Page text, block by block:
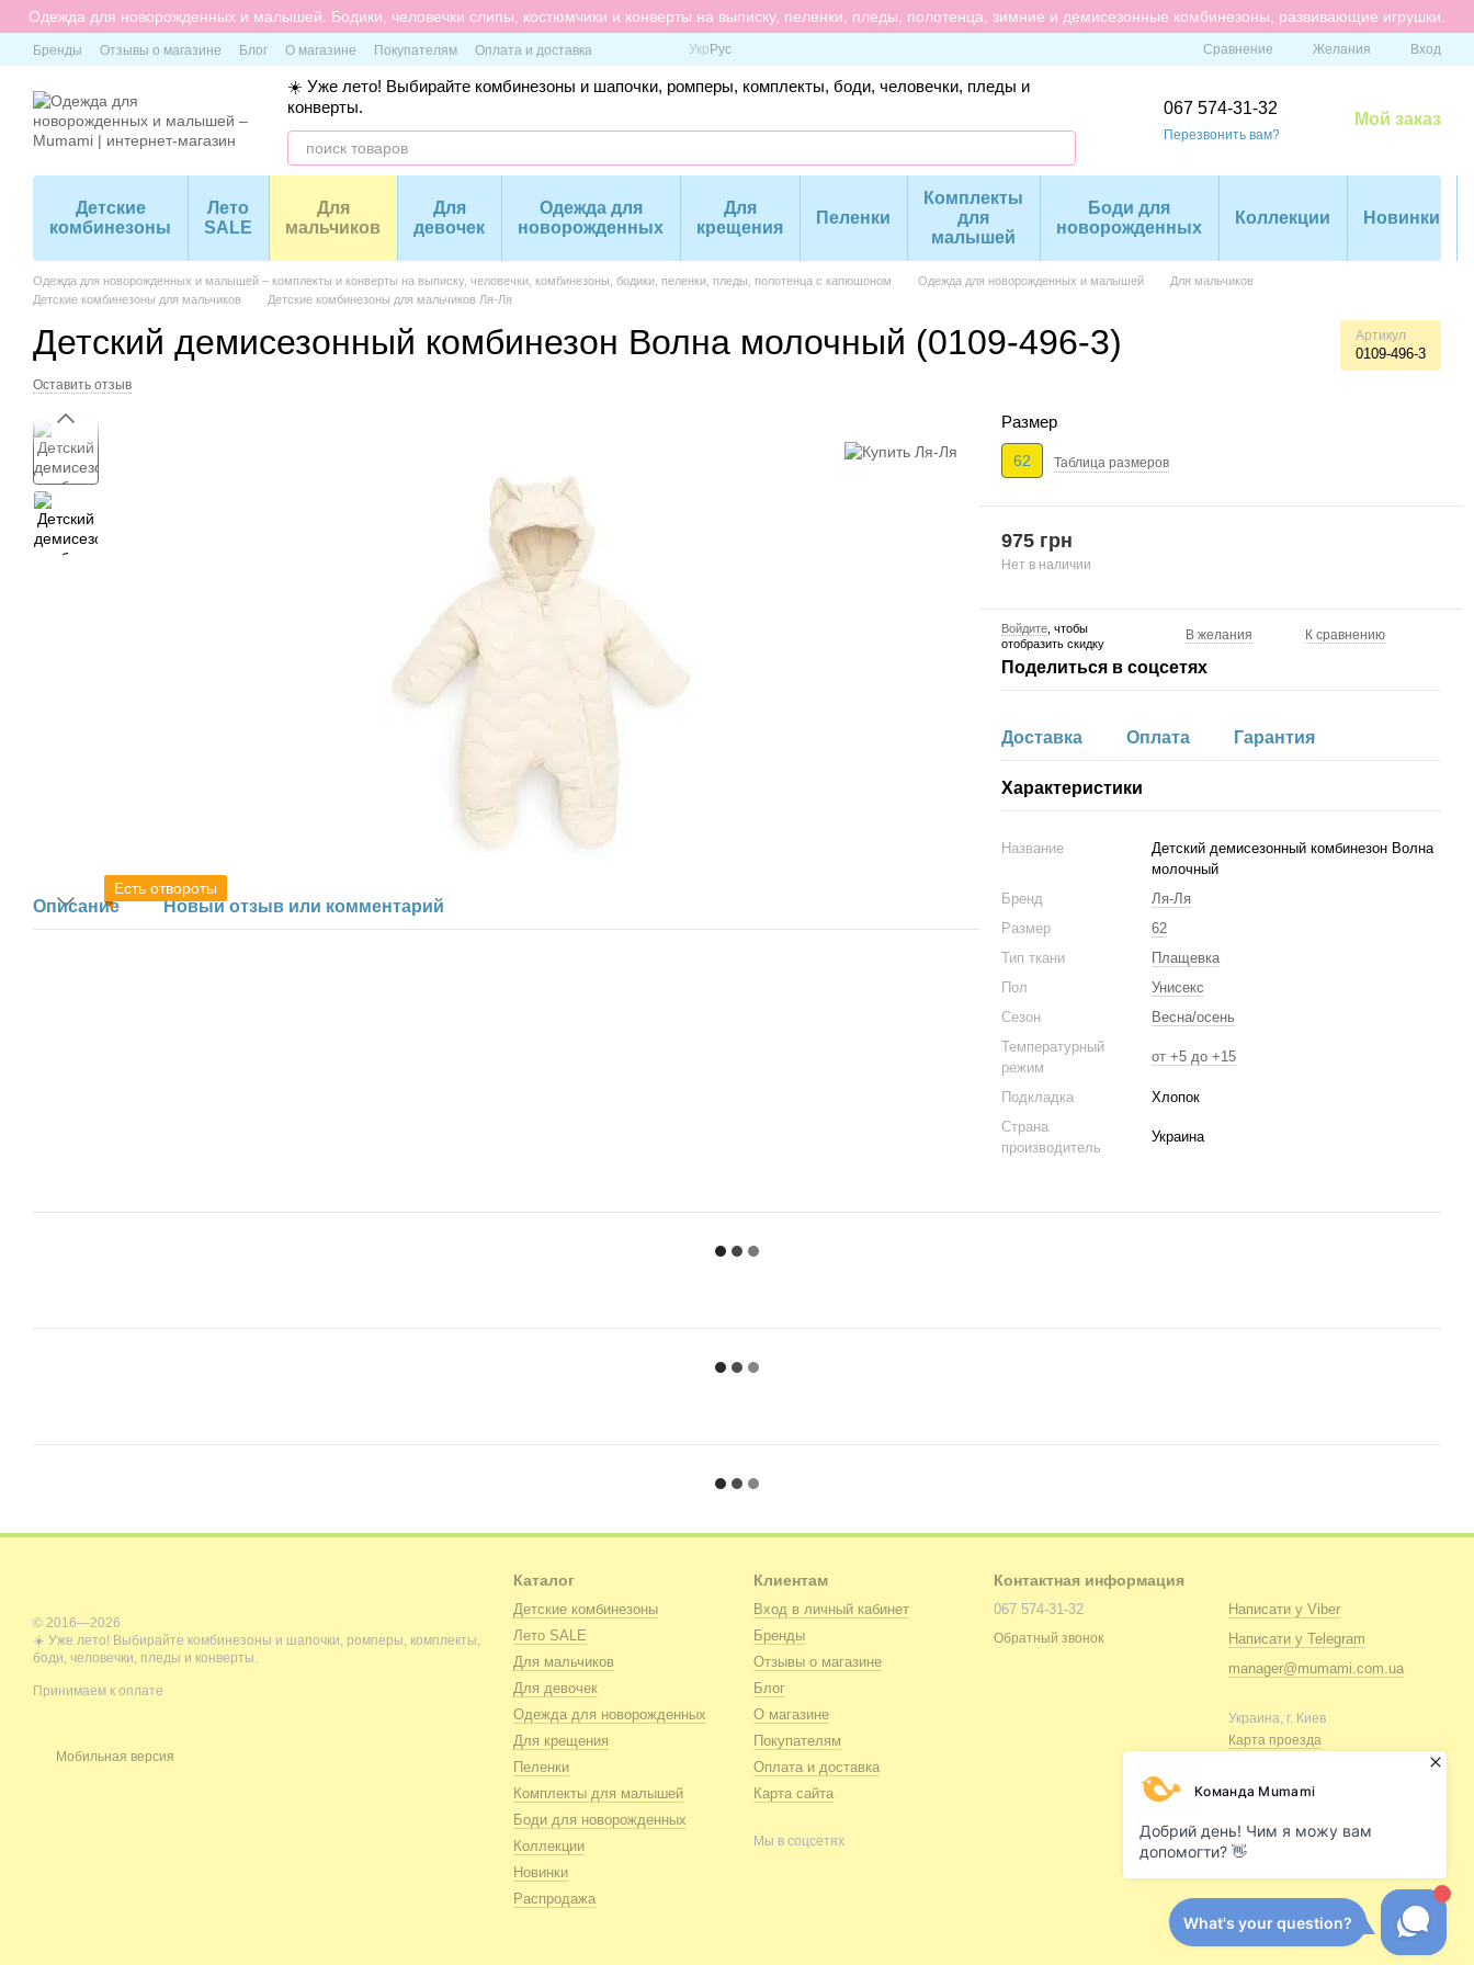
Перейти к основному контенту
Одежда для новорожденных и малышей. Бодики, человечки слипы, костюмчики и конверты на выписку, пеленки, пледы, полотенца, зимние и демисезонные комбинезоны, развивающие игрушки.
Бренды Отзывы о магазине Блог О магазине Покупателям Оплата и доставка Укр Рус Сравнение Желания Вход
☀️ Уже лето! Выбирайте комбинезоны и шапочки, ромперы, комплекты, боди, человечки, пледы и
конверты.
067 574-31-32
Перезвонить вам?
Мой заказ
Детские
комбинезоны
Лето
SALE
Для
мальчиков
Для
девочек
Одежда для
новорожденных
Для
крещения
Пеленки
Комплекты
для
малышей
Боди для
новорожденных
Коллекции Новинки
Одежда для новорожденных и малышей – комплекты и конверты на выписку, человечки, комбинезоны, бодики, пеленки, пледы, полотенца с капюшоном Одежда для новорожденных и малышей
Для мальчиков
Детские комбинезоны для мальчиков
Детские комбинезоны для мальчиков Ля-Ля
Детский демисезонный комбинезон Волна молочный (0109-496-3) Артикул
0109-496-3
Оставить отзыв
Есть отвороты
Описание Новый отзыв или комментарий
Размер
62 Таблица размеров
975 грн
Нет в наличии
Войдите , чтобы
отобразить скидку
В желания К сравнению
Поделиться в соцсетях
Доставка Оплата Гарантия
Характеристики
Название
Детский демисезонный комбинезон Волна
молочный
Бренд
Ля-Ля
Размер
62
Тип ткани
Плащевка
Пол
Унисекс
Сезон
Весна/осень
Температурный
режим
от +5 до +15
Подкладка
Хлопок
Страна
производитель
Украина
© 2016—2026
☀️ Уже лето! Выбирайте комбинезоны и шапочки, ромперы, комплекты,
боди, человечки, пледы и конверты.
Принимаем к оплате
Мобильная версия
Каталог
Детские комбинезоны
Лето SALE
Для мальчиков
Для девочек
Одежда для новорожденных
Для крещения
Пеленки
Комплекты для малышей
Боди для новорожденных
Коллекции
Новинки
Распродажа
Клиентам
Вход в личный кабинет
Бренды
Отзывы о магазине
Блог
О магазине
Покупателям
Оплата и доставка
Карта сайта
Мы в соцсетях
Контактная информация
067 574-31-32
Обратный звонок
Написати у Viber
Написати у Telegram
manager@mumami.com.ua
Украина, г. Киев
Карта проезда